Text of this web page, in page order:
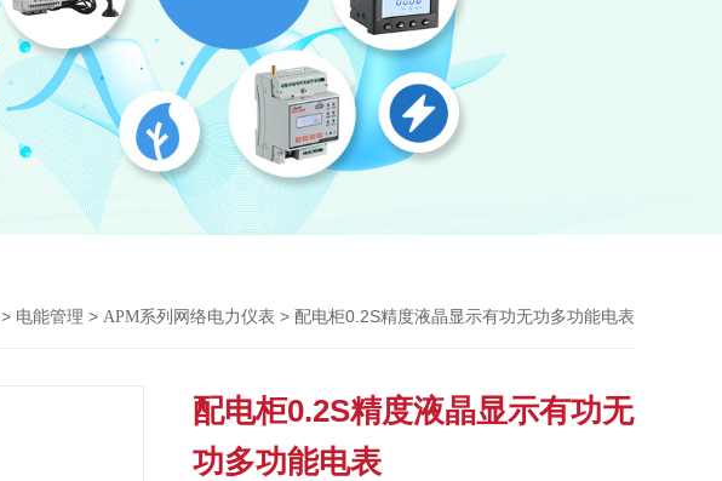
> 电能管理 > APM系列网络电力仪表 > 配电柜0.2S精度液晶显示有功无功多功能电表
配电柜0.2S精度液晶显示有功无
功多功能电表